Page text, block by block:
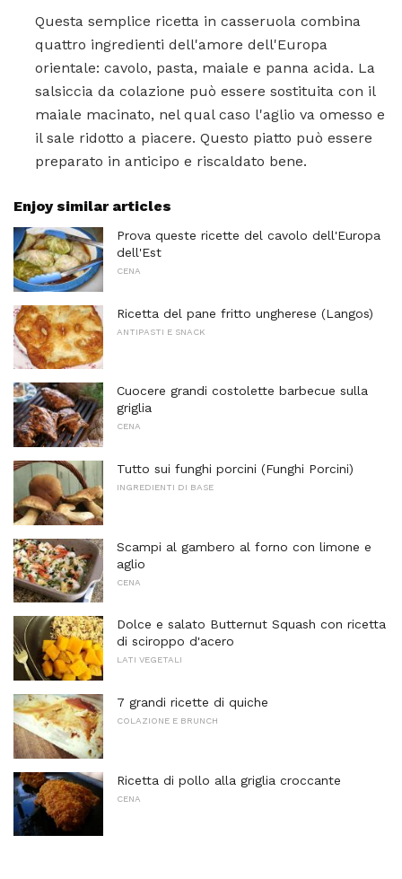
Questa semplice ricetta in casseruola combina
quattro ingredienti dell'amore dell'Europa
orientale: cavolo, pasta, maiale e panna acida. La
salsiccia da colazione può essere sostituita con il
maiale macinato, nel qual caso l'aglio va omesso e
il sale ridotto a piacere. Questo piatto può essere
preparato in anticipo e riscaldato bene.
Enjoy similar articles
Prova queste ricette del cavolo dell'Europa
dell'Est
CENA
Ricetta del pane fritto ungherese (Langos)
ANTIPASTI E SNACK
Cuocere grandi costolette barbecue sulla
griglia
CENA
Tutto sui funghi porcini (Funghi Porcini)
INGREDIENTI DI BASE
Scampi al gambero al forno con limone e
aglio
CENA
Dolce e salato Butternut Squash con ricetta
di sciroppo d'acero
LATI VEGETALI
7 grandi ricette di quiche
COLAZIONE E BRUNCH
Ricetta di pollo alla griglia croccante
CENA